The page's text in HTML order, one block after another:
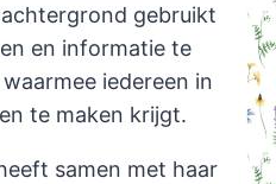
gebruikt
en informatie te
iedereen in
te maken krijgt.
samen met haar